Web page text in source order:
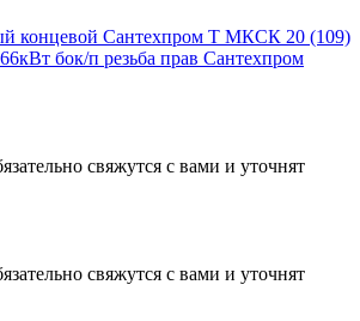
концевой Сантехпром Т МКСК 20 (109)
бок/п резьба прав Сантехпром
свяжутся с вами и уточнят
свяжутся с вами и уточнят